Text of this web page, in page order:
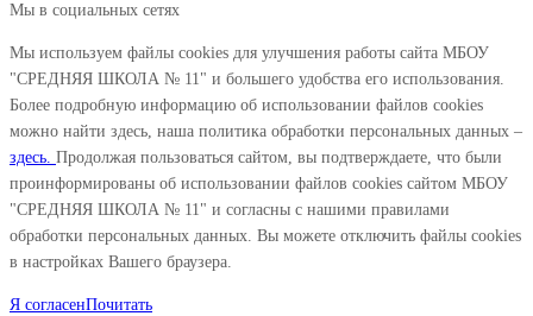
Мы в социальных сетях
Мы используем файлы cookies для улучшения работы сайта МБОУ
"СРЕДНЯЯ ШКОЛА № 11" и большего удобства его использования.
Более подробную информацию об использовании файлов cookies
можно найти здесь, наша политика обработки персональных данных –
здесь. Продолжая пользоваться сайтом, вы подтверждаете, что были
проинформированы об использовании файлов cookies сайтом МБОУ
"СРЕДНЯЯ ШКОЛА № 11" и согласны с нашими правилами
обработки персональных данных. Вы можете отключить файлы cookies
в настройках Вашего браузера.
Я согласенПочитать